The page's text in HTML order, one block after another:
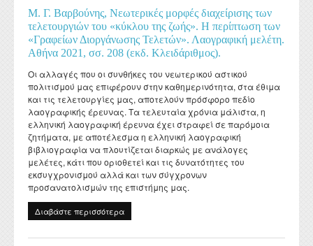
Ινστιτούτο του Βιβλίου - Α. Καρδαμίτσα).
Μ. Γ. Βαρβούνης, Νεωτερικές μορφές διαχείρισης των
τελετουργιών του «κύκλου της ζωής». Η περίπτωση των
«Γραφείων Διοργάνωσης Τελετών». Λαογραφική μελέτη.
Αθήνα 2021, σσ. 208 (εκδ. Κλειδάριθμος).
Οι αλλαγές που οι συνθήκες του νεωτερικού αστικού
πολιτισμού μας επιφέρουν στην καθημερινότητα, στα έθιμα
και τις τελετουργίες μας, αποτελούν πρόσφορο πεδίο
λαογραφικής έρευνας. Τα τελευταία χρόνια μάλιστα, η
ελληνική λαογραφική έρευνα έχει στραφεί σε παρόμοια
ζητήματα, με αποτέλεσμα η ελληνική λαογραφική
βιβλιογραφία να πλουτίζεται διαρκώς με ανάλογες
μελέτες, κάτι που οριοθετεί και τις δυνατότητες του
εκσυγχρονισμού αλλά και των σύγχρονων
προσανατολισμών της επιστήμης μας.
Διαβάστε περισσότερα
ζωής». Η περίπτωση των «Γραφείων Διοργάνωσης